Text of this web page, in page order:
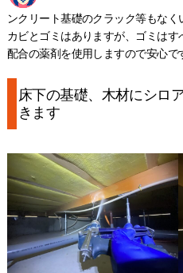
ンクリート基礎のクラック等もな
カビとゴミはありますが、ゴミは
配合の薬剤を使用しますので安心で
床下の基礎、木材にシロ
きます